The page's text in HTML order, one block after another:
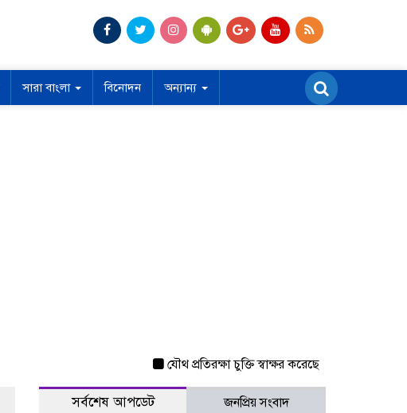
সারা বাংলা বিনোদন অন্যান্য
যৌথ প্রতিরক্ষা চুক্তি স্বাক্ষর করেছে সৌদি-তুরস্ক-
সর্বশেষ আপডেট জনপ্রিয় সংবাদ